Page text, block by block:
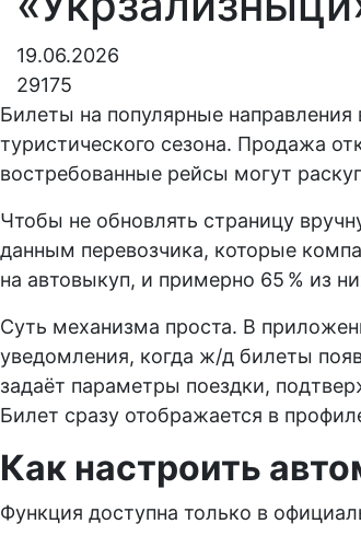
19.06.2026
29175
Билеты на популярные
туристического сезона. Продажа
востребованные рейсы могут
Чтобы не обновлять страницу
данным перевозчика, которые
на автовыкуп, и примерно 65 % из
Суть механизма проста. В
уведомления, когда ж/д билеты
задаёт параметры поездки,
Билет сразу отображается в
Как настроить
Функция доступна только в